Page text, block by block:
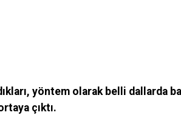
yöntem olarak belli dallarda
çıktı.